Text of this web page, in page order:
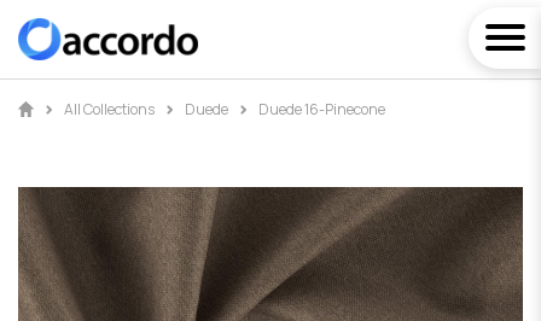
All Collections Duede Duede 16-Pinecone